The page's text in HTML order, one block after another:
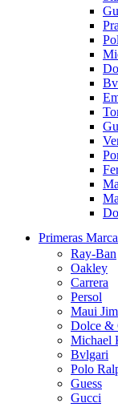
Primeras
Ray-Ban
Oakley
Carrera
Persol
Maui Jim
Dolce &
Michael
Bvlgari
Polo
Guess
Gucci